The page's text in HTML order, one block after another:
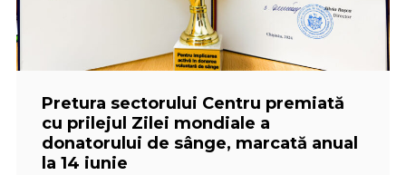
Pretura sectorului Centru premiată
cu prilejul Zilei mondiale a
donatorului de sânge, marcată anual
la 14 iunie